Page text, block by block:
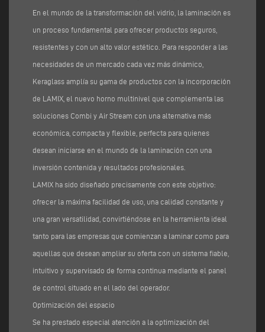
En el mundo de la transformación del vidrio, la laminación es
un proceso fundamental para ofrecer productos seguros,
resistentes y con un alto valor estético. Para responder a las
necesidades de un mercado cada vez más dinámico,
Keraglass amplía su gama de productos con la incorporación
de LAMIX, el nuevo horno multinivel que complementa las
soluciones Combi y Air Stream con una alternativa más
económica, compacta y flexible, perfecta para quienes
desean iniciarse en el mundo de la laminación con una
inversión contenida y resultados profesionales.
LAMIX ha sido diseñado precisamente con este objetivo:
ofrecer la máxima facilidad de uso, una calidad constante y
una gran versatilidad, convirtiéndose en la herramienta ideal
tanto para las empresas que comienzan a laminar como para
aquellas que desean ampliar su oferta con un sistema fiable,
intuitivo y supervisado de forma continua mediante el panel
de control situado en el lado del operador.
Optimización del espacio
Se ha prestado especial atención a la optimización del